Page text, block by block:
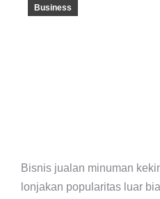
Business
Bisnis jualan minuman
lonjakan popularitas luar